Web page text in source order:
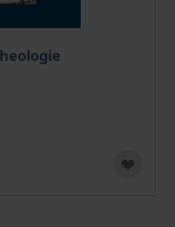
options chosen on the